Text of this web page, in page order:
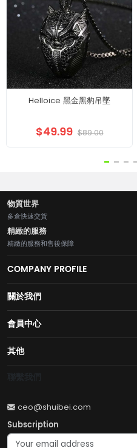
Helloice 黑金黑豹吊墜
$49.99 $89.00
物質世界
多倉快速交貨
精緻的服務
精緻的服務和售後保障
COMPANY PROFILE
球黃金珠寶跨境電商平臺！AI與區塊
全球黃金珠寶穩定幣RWA新紀元！
關於我們
About us
Join us
Privacy policy
會員中心
Account
Order
Brand List
其他
Terms of use
Become a seller
ceo@shuibei.com
Subscription